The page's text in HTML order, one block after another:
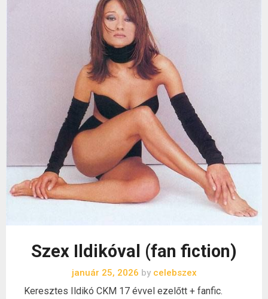
Szex Ildikóval (fan fiction)
január 25, 2026 bycelebszex
Keresztes Ildikó CKM 17 évvel ezelőtt + fanfic.